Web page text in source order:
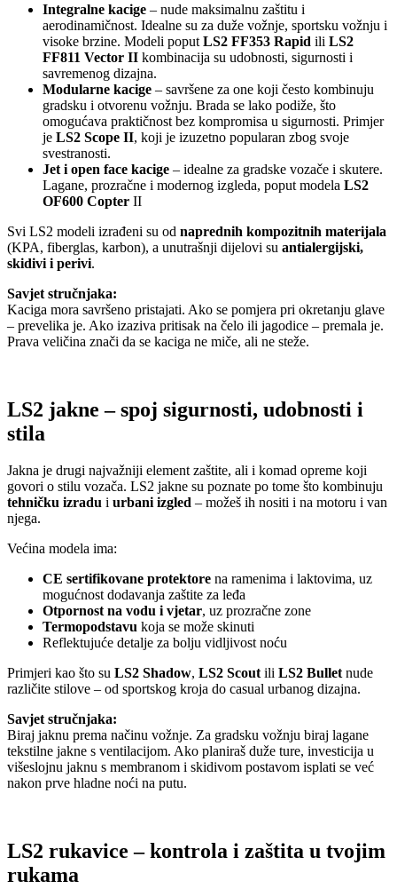
Integralne kacige – nude maksimalnu zaštitu i
aerodinamičnost. Idealne su za duže vožnje, sportsku vožnju i
visoke brzine. Modeli poput LS2 FF353 Rapid ili LS2
FF811 Vector II kombinacija su udobnosti, sigurnosti i
savremenog dizajna.
Modularne kacige – savršene za one koji često kombinuju
gradsku i otvorenu vožnju. Brada se lako podiže, što
omogućava praktičnost bez kompromisa u sigurnosti. Primjer
je LS2 Scope II, koji je izuzetno popularan zbog svoje
svestranosti.
Jet i open face kacige – idealne za gradske vozače i skutere.
Lagane, prozračne i modernog izgleda, poput modela LS2
OF600 Copter II
Svi LS2 modeli izrađeni su od naprednih kompozitnih materijala
(KPA, fiberglas, karbon), a unutrašnji dijelovi su antialergijski,
skidivi i perivi.
Savjet stručnjaka:
Kaciga mora savršeno pristajati. Ako se pomjera pri okretanju glave
– prevelika je. Ako izaziva pritisak na čelo ili jagodice – premala je.
Prava veličina znači da se kaciga ne miče, ali ne steže.
LS2 jakne – spoj sigurnosti, udobnosti i
stila
Jakna je drugi najvažniji element zaštite, ali i komad opreme koji
govori o stilu vozača. LS2 jakne su poznate po tome što kombinuju
tehničku izradu i urbani izgled – možeš ih nositi i na motoru i van
njega.
Većina modela ima:
CE sertifikovane protektore na ramenima i laktovima, uz
mogućnost dodavanja zaštite za leđa
Otpornost na vodu i vjetar, uz prozračne zone
Termopodstavu koja se može skinuti
Reflektujuće detalje za bolju vidljivost noću
Primjeri kao što su LS2 Shadow, LS2 Scoutili LS2 Bulletnude
različite stilove – od sportskog kroja do casual urbanog dizajna.
Savjet stručnjaka:
Biraj jaknu prema načinu vožnje. Za gradsku vožnju biraj lagane
tekstilne jakne s ventilacijom. Ako planiraš duže ture, investicija u
višeslojnu jaknu s membranom i skidivom postavom isplati se već
nakon prve hladne noći na putu.
LS2 rukavice – kontrola i zaštita u tvojim
rukama